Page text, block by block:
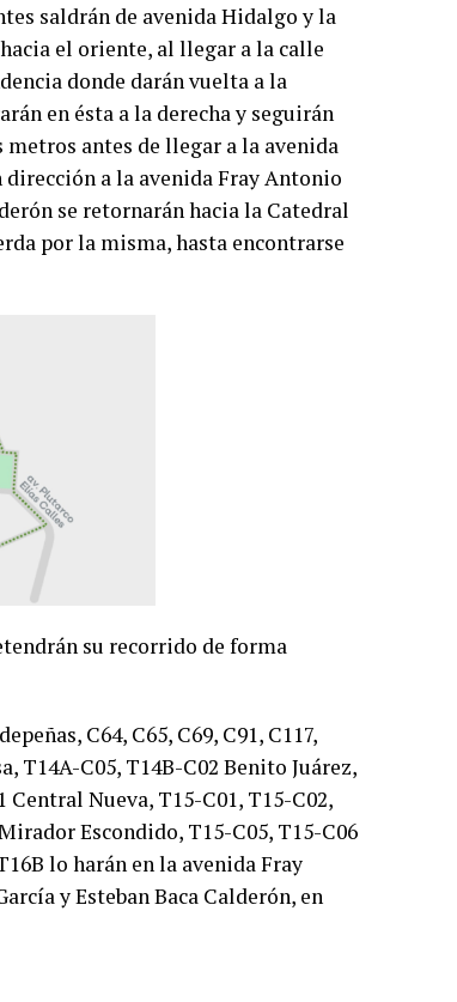
saldrán de avenida Hidalgo y la
el oriente, al llegar a la calle
donde darán vuelta a la
en ésta a la derecha y seguirán
antes de llegar a la avenida
a la avenida Fray Antonio
se retornarán hacia la Catedral
por la misma, hasta encontrarse
su recorrido de forma
C64, C65, C69, C91, C117,
T14A-C05, T14B-C02 Benito Juárez,
Nueva, T15-C01, T15-C02,
Escondido, T15-C05, T15-C06
lo harán en la avenida Fray
y Esteban Baca Calderón, en